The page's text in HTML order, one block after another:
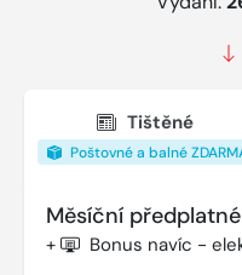
Tištěné
Poštovné a balné
Měsíční předplatné
+ Bonus navíc -